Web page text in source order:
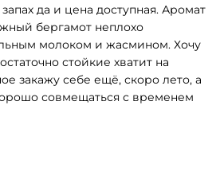
да и цена доступная. Аромат
бергамот неплохо
молоком и жасмином. Хочу
стойкие хватит на
закажу себе ещё, скоро лето, а
совмещаться с временем